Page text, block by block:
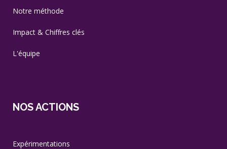
Notre méthode
Impact & Chiffres clés
L'équipe
NOS ACTIONS
Expérimentations